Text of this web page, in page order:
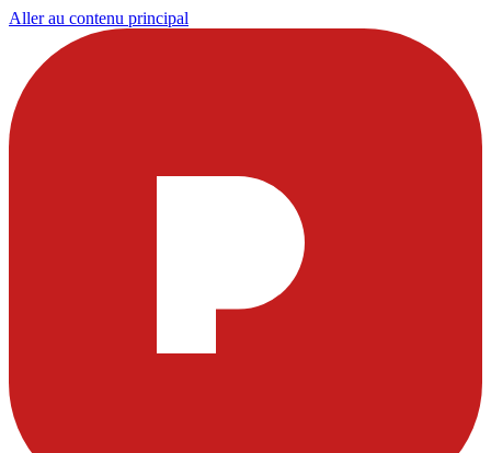
Aller au contenu principal